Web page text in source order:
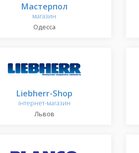
Мастерпол
магазин
Одесса
Liebherr-Shop
інтернет-магазин
Львов